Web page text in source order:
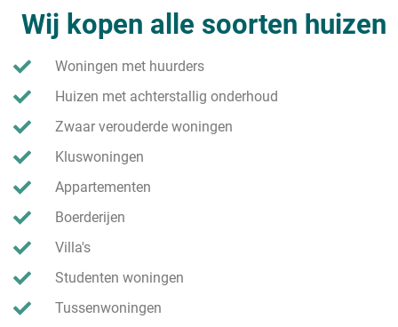
Wij kopen alle soorten huizen
Woningen met huurders
Huizen met achterstallig onderhoud
Zwaar verouderde woningen
Kluswoningen
Appartementen
Boerderijen
Villa's
Studenten woningen
Tussenwoningen